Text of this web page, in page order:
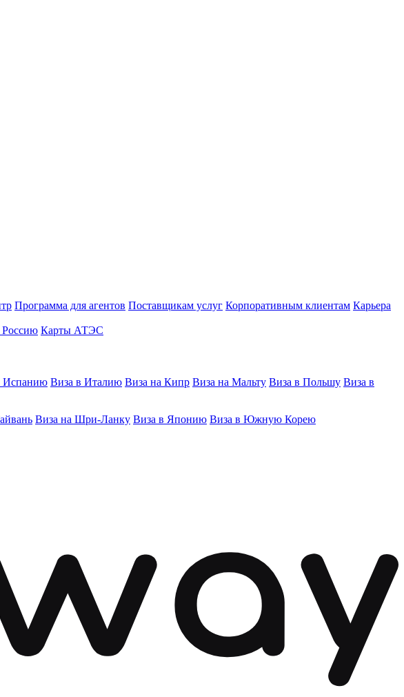
Программа для агентов Поставщикам услуг Корпоративным клиентам Карьера
Карты АТЭС
Испанию Виза в Италию Виза на Кипр Виза на Мальту Виза в Польшу Виза в
Виза на Шри-Ланку Виза в Японию Виза в Южную Корею